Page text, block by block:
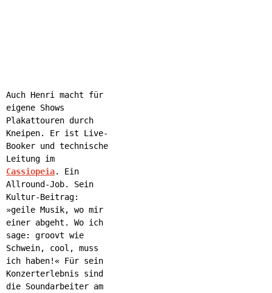
Auch Henri macht für
eigene Shows
Plakattouren durch
Kneipen. Er ist Live-
Booker und technische
Leitung im
Cassiopeia. Ein
Allround-Job. Sein
Kultur-Beitrag:
»geile Musik, wo mir
einer abgeht. Wo ich
sage: groovt wie
Schwein, cool, muss
ich haben!« Für sein
Konzerterlebnis sind
die Soundarbeiter am